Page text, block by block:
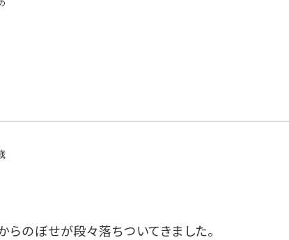
らのぼせが段々落ちついてきました。